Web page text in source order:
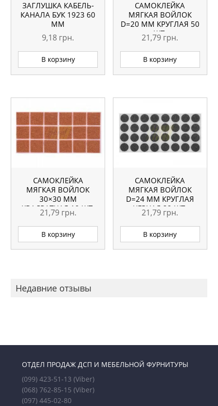
ЗАГЛУШКА КАБЕЛЬ-
КАНАЛА БУК 1923 60
ММ
9,18 грн.
В корзину
САМОКЛЕЙКА
МЯГКАЯ ВОЙЛОК
D=20 ММ КРУГЛАЯ 50
ШТ.
21,79 грн.
В корзину
САМОКЛЕЙКА
МЯГКАЯ ВОЙЛОК
30×30 ММ
КВАДРАТНАЯ 18 ШТ.
21,79 грн.
В корзину
САМОКЛЕЙКА
МЯГКАЯ ВОЙЛОК
D=24 ММ КРУГЛАЯ
ЧЕРНАЯ 32 ШТ.
21,79 грн.
В корзину
Недавние отзывы
ОТДЕЛ ПРОДАЖ ДСП И МЕБЕЛЬНОЙ ФУРНИТУРЫ
(099) 423-51-13 (Viber)
(068) 762-85-15 (Viber)
(097) 445-02-80